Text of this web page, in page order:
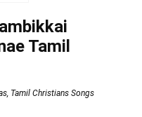
Tamil
, Tamil Christians Songs